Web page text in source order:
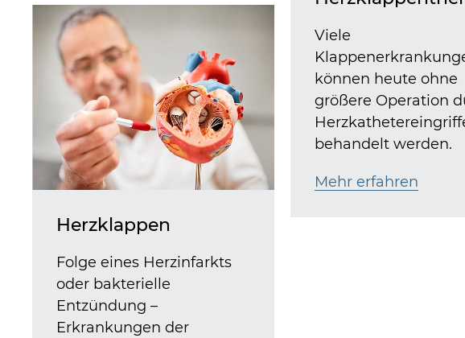
Viele
können heute ohne
größere Operation
behandelt werden.
Mehr erfahren
Herzklappen
Folge eines Herzinfarkts
oder bakterielle
Entzündung –
Erkrankungen der